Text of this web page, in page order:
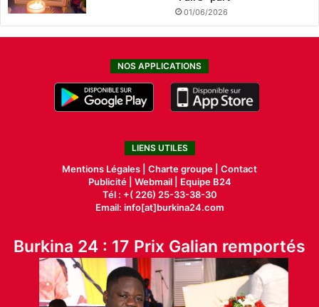
01/06/2026
NOS APPLICATIONS
LIENS UTILES
Mentions Légales | Charte groupe | Contact
Publicité| Webmail |
Equipe B24
Tél : +( 226) 25-33-38-30
Email: info[at]burkina24.com
Burkina 24 : 17 Prix Galian remportés